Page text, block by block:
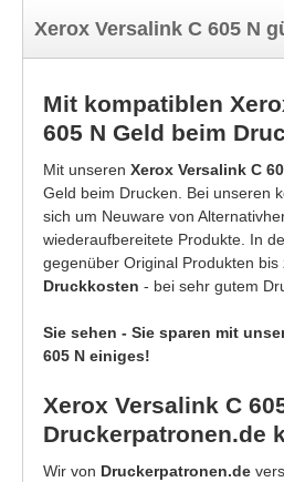
Xerox Versalink C 605 N
Mit kompatiblen
605 N Geld beim
Mit unseren Xerox Versalink C
Geld beim Drucken. Bei unseren
sich um Neuware von
wiederaufbereitete Produkte. In
gegenüber Original Produkten bis
Druckkosten - bei sehr gutem
Sie sehen - Sie sparen mit
605 N einiges!
Xerox Versalink C
Druckerpatronen.de
Wir von Druckerpatronen.de